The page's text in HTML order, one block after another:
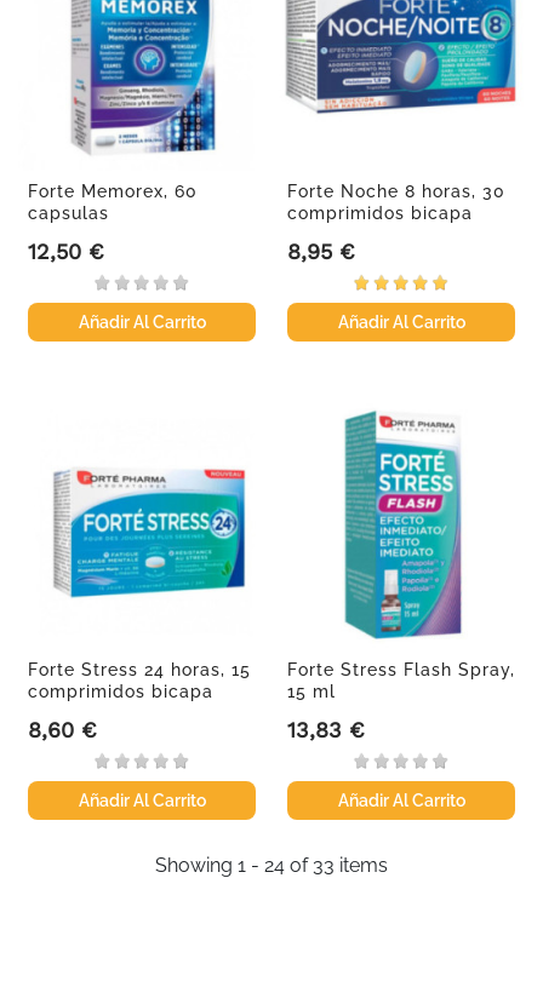
Forte Memorex, 60
capsulas
Precio
12,50 €
Añadir Al Carrito
Forte Noche 8 horas, 30
comprimidos bicapa
Precio
8,95 €
Añadir Al Carrito
Forte Stress 24 horas, 15
comprimidos bicapa
Precio
8,60 €
Añadir Al Carrito
Forte Stress Flash Spray,
15 ml
Precio
13,83 €
Añadir Al Carrito
Showing 1 - 24 of 33 items